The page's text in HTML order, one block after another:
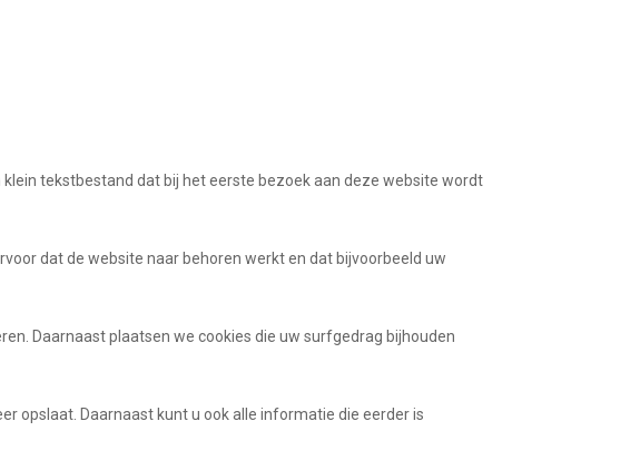
tekstbestand dat bij het eerste bezoek aan deze website wordt
dat de website naar behoren werkt en dat bijvoorbeeld uw
Daarnaast plaatsen we cookies die uw surfgedrag bijhouden
opslaat. Daarnaast kunt u ook alle informatie die eerder is